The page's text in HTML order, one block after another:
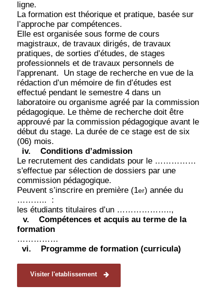
ligne.
La formation est théorique et pratique, basée sur
l’approche par compétences.
Elle est organisée sous forme de cours
magistraux, de travaux dirigés, de travaux
pratiques, de sorties d’études, de stages
professionnels et de travaux personnels de
l'apprenant.
Un stage de recherche en vue de la
rédaction d’un mémoire de fin d’études est
effectué pendant le semestre 4 dans un
laboratoire ou organisme agréé par la commission
pédagogique. Le thème de recherche doit être
approuvé par la commission pédagogique avant le
début du stage. La durée de ce stage est de six
(06) mois.
iv.
Conditions d’admission
Le recrutement des candidats pour le ……………
s'effectue par sélection de dossiers par une
commission pédagogique.
Peuvent s’inscrire en première (1er) année du
………..
:
les étudiants titulaires d’un ………………..,
v.
Compétences et acquis au terme de la
formation
……………
vi.
Programme de formation (curricula)
Visiter l'etablissement